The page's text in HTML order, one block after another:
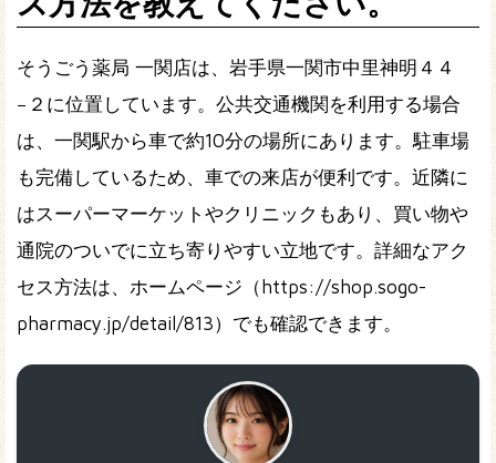
そうごう薬局 一関店は、岩手県一関市中里神明４４
−２に位置しています。公共交通機関を利用する場合
は、一関駅から車で約10分の場所にあります。駐車場
も完備しているため、車での来店が便利です。近隣に
はスーパーマーケットやクリニックもあり、買い物や
通院のついでに立ち寄りやすい立地です。詳細なアク
セス方法は、ホームページ（https://shop.sogo-
pharmacy.jp/detail/813）でも確認できます。